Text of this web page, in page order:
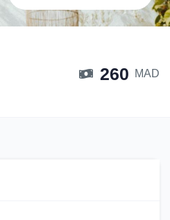
260 MAD